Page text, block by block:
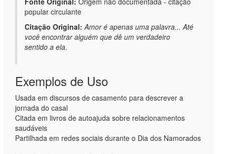
popular circulante
Citação Original: Amor é apenas uma palavra... Até
você encontrar alguém que dê um verdadeiro
sentido a ela.
Exemplos de Uso
Usada em discursos de casamento para descrever a
jornada do casal
Citada em livros de autoajuda sobre relacionamentos
saudáveis
Partilhada em redes sociais durante o Dia dos Namorados